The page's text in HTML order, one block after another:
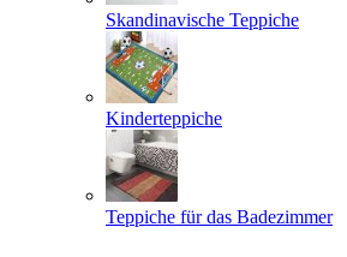
Skandinavische Teppiche
Kinderteppiche
Teppiche für das Badezimmer